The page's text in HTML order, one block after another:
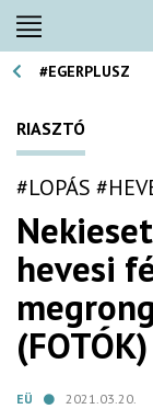
#EGERPLUSZ
RIASZTÓ
#LOPÁS
hevesi
(FOTÓK)
EÜ 2021.03.20.